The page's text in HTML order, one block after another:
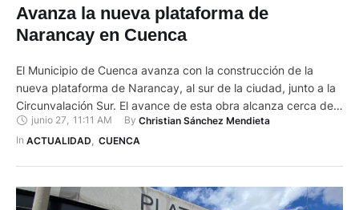
Avanza la nueva plataforma de
Narancay en Cuenca
El Municipio de Cuenca avanza con la construcción de la
nueva plataforma de Narancay, al sur de la ciudad, junto a la
Circunvalación Sur. El avance de esta obra alcanza cerca del
70 %. En este espacio serán reubicados los comerciantes que
actualmente expenden sus productos en Narancay. Esta
junio 27, 11:11 AM By Christian Sánchez Mendieta
In ACTUALIDAD CUENCA